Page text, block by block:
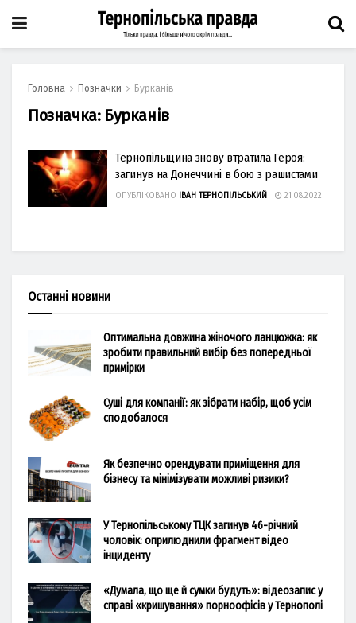
Головна Позначки Бурканів
Позначка: Бурканів
Тернопільщина знову втратила Героя:
загинув на Донеччині в бою з рашистами
ОПУБЛІКОВАНО ІВАН ТЕРНОПІЛЬСЬКИЙ 21.08.2022
Останні новини
Оптимальна довжина жіночого ланцюжка: як
зробити правильний вибір без попередньої
примірки
Суші для компанії: як зібрати набір, щоб усім
сподобалося
Як безпечно орендувати приміщення для
бізнесу та мінімізувати можливі ризики?
У Тернопільському ТЦК загинув 46-річний
чоловік: оприлюднили фрагмент відео
інциденту
«Думала, що ще й сумки будуть»: відеозапис у
справі «кришування» порноофісів у Тернополі